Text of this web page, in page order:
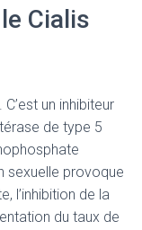
Cialis
un inhibiteur
de type 5
sexuelle provoque
l’inhibition de la
du taux de